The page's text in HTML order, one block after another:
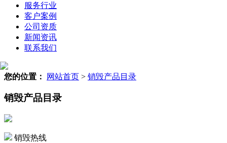
服务行业
客户案例
公司资质
新闻资讯
联系我们
您的位置： 网站首页 > 销毁产品目录
销毁产品目录
销毁热线